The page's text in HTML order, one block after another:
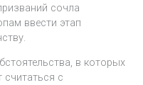
сочла
ввести этап
в которых
с